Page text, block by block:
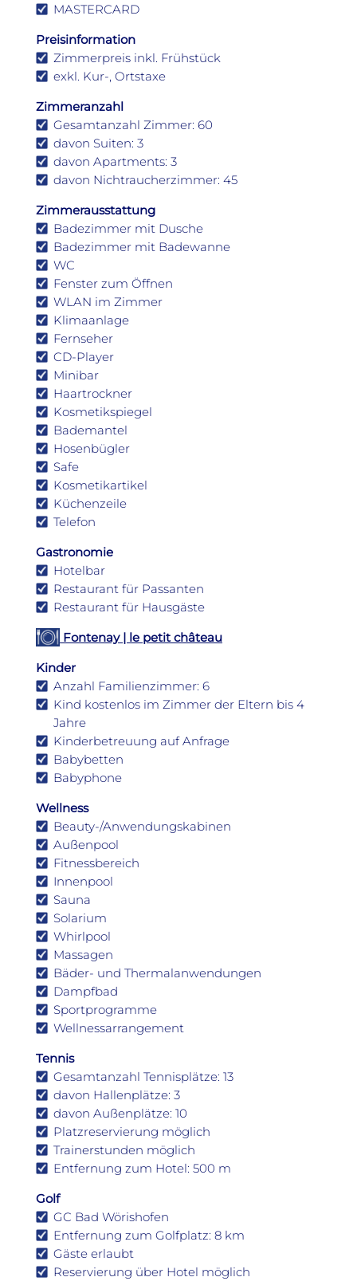
MASTERCARD
Preisinformation
Zimmerpreis inkl. Frühstück
exkl. Kur-, Ortstaxe
Zimmeranzahl
Gesamtanzahl Zimmer: 60
davon Suiten: 3
davon Apartments: 3
davon Nichtraucherzimmer: 45
Zimmerausstattung
Badezimmer mit Dusche
Badezimmer mit Badewanne
WC
Fenster zum Öffnen
WLAN im Zimmer
Klimaanlage
Fernseher
CD-Player
Minibar
Haartrockner
Kosmetikspiegel
Bademantel
Hosenbügler
Safe
Kosmetikartikel
Küchenzeile
Telefon
Gastronomie
Hotelbar
Restaurant für Passanten
Restaurant für Hausgäste
Fontenay | le petit château
Kinder
Anzahl Familienzimmer: 6
Kind kostenlos im Zimmer der Eltern bis 4
Jahre
Kinderbetreuung auf Anfrage
Babybetten
Babyphone
Wellness
Beauty-/Anwendungskabinen
Außenpool
Fitnessbereich
Innenpool
Sauna
Solarium
Whirlpool
Massagen
Bäder- und Thermalanwendungen
Dampfbad
Sportprogramme
Wellnessarrangement
Tennis
Gesamtanzahl Tennisplätze: 13
davon Hallenplätze: 3
davon Außenplätze: 10
Platzreservierung möglich
Trainerstunden möglich
Entfernung zum Hotel: 500 m
Golf
GC Bad Wörishofen
Entfernung zum Golfplatz: 8 km
Gäste erlaubt
Reservierung über Hotel möglich